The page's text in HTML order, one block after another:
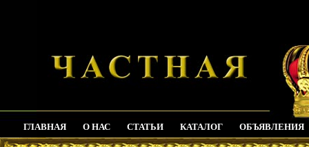
ГЛАВНАЯ О НАС СТАТЬИ КАТАЛОГ ОБЪЯВЛЕНИЯ